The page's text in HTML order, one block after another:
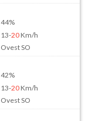
44%
13-20Km/h
Ovest SO
42%
13-20Km/h
Ovest SO